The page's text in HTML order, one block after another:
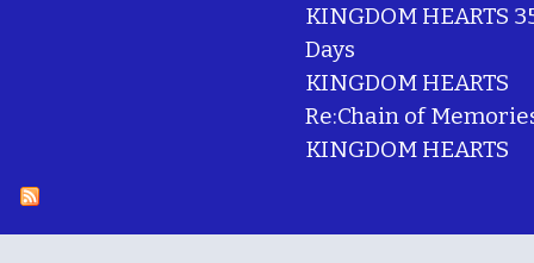
KINGDOM HEARTS
Days
KINGDOM HEARTS
Re:Chain of
KINGDOM HEARTS